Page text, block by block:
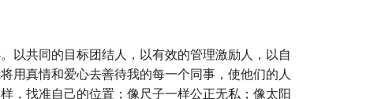
以共同的目标团结人，以有效的管理激励人，以自
用真情和爱心去善待我的每一个同事，使他们的人
，找准自己的位置；像尺子一样公正无私；像太阳